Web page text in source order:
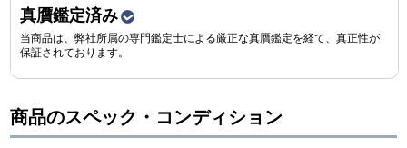
お問い合わせ
保証・アフターサービス
真贋鑑定済み
当商品は、弊社所属の専門鑑定士による厳正な真贋鑑定を経て、真正性が
保証されております。
商品のスペック・コンディション